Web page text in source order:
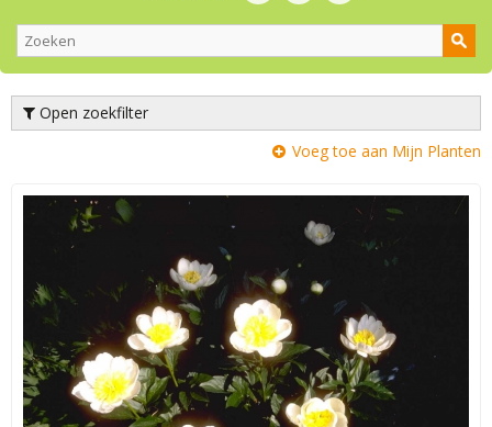
Open zoekfilter
Voeg toe aan Mijn Planten